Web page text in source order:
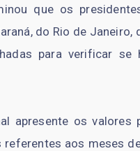
que os
do Rio de Janeiro,
para verificar se
apresente os valores
aos meses